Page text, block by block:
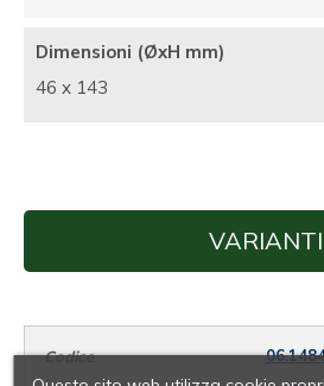
Dimensioni (ØxH mm)
46 x 143
VARIANTI